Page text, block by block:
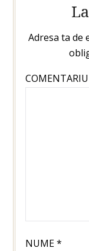
Adresa ta de
COMENTARIU
NUME*